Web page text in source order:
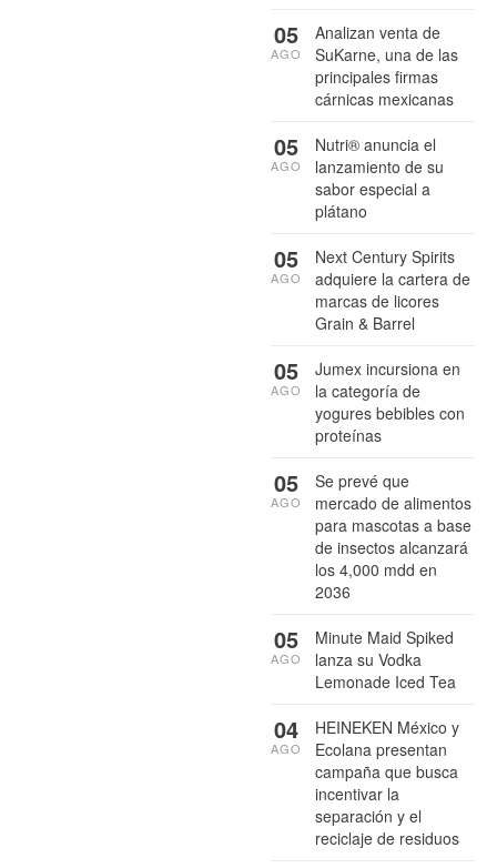
Analizan venta de
SuKarne, una de las
principales firmas
cárnicas mexicanas
05
AGO
Nutri® anuncia el
lanzamiento de su
sabor especial a
plátano
05
AGO
Next Century Spirits
adquiere la cartera de
marcas de licores
Grain & Barrel
05
AGO
Jumex incursiona en
la categoría de
yogures bebibles con
proteínas
05
AGO
Se prevé que
mercado de alimentos
para mascotas a base
de insectos alcanzará
los 4,000 mdd en
2036
05
AGO
Minute Maid Spiked
lanza su Vodka
Lemonade Iced Tea
05
AGO
HEINEKEN México y
Ecolana presentan
campaña que busca
incentivar la
separación y el
reciclaje de residuos
04
AGO